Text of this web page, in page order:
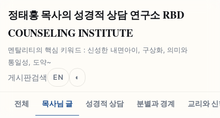
정태홍 목사의 성경적 상담 연구소 RBD
COUNSELING INSTITUTE
멘탈리티의 핵심 키워드 : 신성한 내면아이, 구상화, 의미와
통일성, 도약~
게시판검색 EN ◐
전체 목사님 글 성경적 상담 분별과 경계 교리와